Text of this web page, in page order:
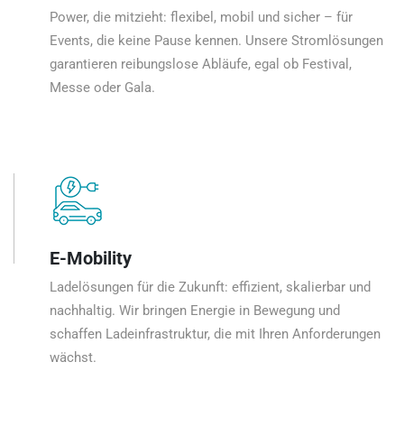
Power, die mitzieht: flexibel, mobil und sicher – für
Events, die keine Pause kennen. Unsere Stromlösungen
garantieren reibungslose Abläufe, egal ob Festival,
Messe oder Gala.
E-Mobility
Ladelösungen für die Zukunft: effizient, skalierbar und
nachhaltig. Wir bringen Energie in Bewegung und
schaffen Ladeinfrastruktur, die mit Ihren Anforderungen
wächst.